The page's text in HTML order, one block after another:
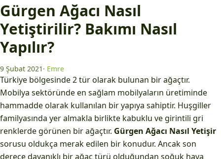
Gürgen Ağacı Nasıl
Yetiştirilir? Bakımı Nasıl
Yapılır?
9 Şubat 2021 · Emre
Türkiye bölgesinde 2 tür olarak bulunan bir ağaçtır.
Mobilya sektöründe en sağlam mobilyaların üretiminde
hammadde olarak kullanılan bir yapıya sahiptir. Huşgiller
familyasında yer almakla birlikte kabuklu ve girintili gri
renklerde görünen bir ağaçtır. Gürgen Ağacı Nasıl Yetişir
sorusu oldukça merak edilen bir konudur. Ancak son
derece dayanıklı bir ağaç türü olduğundan soğuk hava